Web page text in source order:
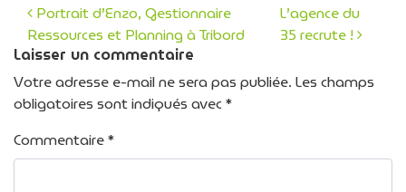
Navigation des articles
Portrait d’Enzo, Gestionnaire
Ressources et Planning à Tribord
L’agence du
35 recrute !
Laisser un commentaire
Votre adresse e-mail ne sera pas publiée. Les champs
obligatoires sont indiqués avec*
Commentaire*